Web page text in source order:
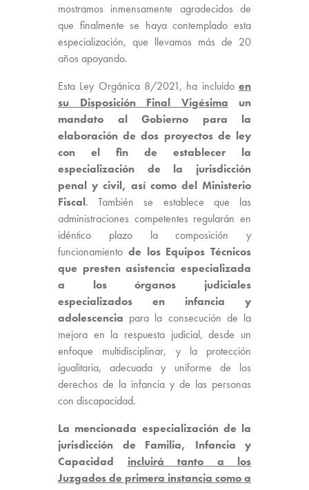
mostramos inmensamente agradecidos de
que finalmente se haya contemplado esta
especialización, que llevamos más de 20
años apoyando.
Esta Ley Orgánica 8/2021, ha incluido en
su Disposición Final Vigésima
un
mandato al Gobierno para la
elaboración de dos proyectos de ley
con el fin de establecer la
especialización de la jurisdicción
penal y civil, así como del Ministerio
Fiscal. También se establece que las
administraciones competentes regularán en
idéntico plazo la composición y
funcionamiento de los Equipos Técnicos
que presten asistencia especializada
a los órganos judiciales
especializados en infancia y
adolescencia para la consecución de la
mejora en la respuesta judicial, desde un
enfoque multidisciplinar, y la protección
igualitaria, adecuada y uniforme de los
derechos de la infancia y de las personas
con discapacidad.
La mencionada especialización de la
jurisdicción de Familia, Infancia y
Capacidad incluirá tanto a los
Juzgados de primera instancia como a